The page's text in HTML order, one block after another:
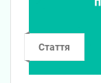
Стаття